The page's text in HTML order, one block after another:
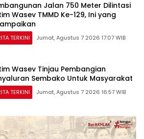
Jalan 750 Meter Dilintasi
Wasev TMMD Ke-129, Ini yang
TERKINI Jumat, Agustus 7 2026 17:07 WIB
Wasev Tinjau Pembangian
Sembako Untuk Masyarakat
TERKINI Jumat, Agustus 7 2026 16:57 WIB